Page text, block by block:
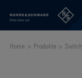
Home Produkte